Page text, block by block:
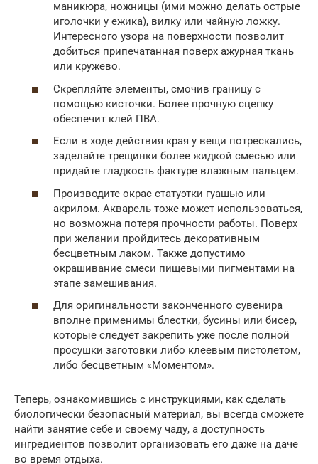
маникюра, ножницы (ими можно делать острые
иголочки у ежика), вилку или чайную ложку.
Интересного узора на поверхности позволит
добиться припечатанная поверх ажурная ткань
или кружево.
Скрепляйте элементы, смочив границу с
помощью кисточки. Более прочную сцепку
обеспечит клей ПВА.
Если в ходе действия края у вещи потрескались,
заделайте трещинки более жидкой смесью или
придайте гладкость фактуре влажным пальцем.
Производите окрас статуэтки гуашью или
акрилом. Акварель тоже может использоваться,
но возможна потеря прочности работы. Поверх
при желании пройдитесь декоративным
бесцветным лаком. Также допустимо
окрашивание смеси пищевыми пигментами на
этапе замешивания.
Для оригинальности законченного сувенира
вполне применимы блестки, бусины или бисер,
которые следует закрепить уже после полной
просушки заготовки либо клеевым пистолетом,
либо бесцветным «Моментом».
Теперь, ознакомившись с инструкциями, как сделать
биологически безопасный материал, вы всегда сможете
найти занятие себе и своему чаду, а доступность
ингредиентов позволит организовать его даже на даче
во время отдыха.